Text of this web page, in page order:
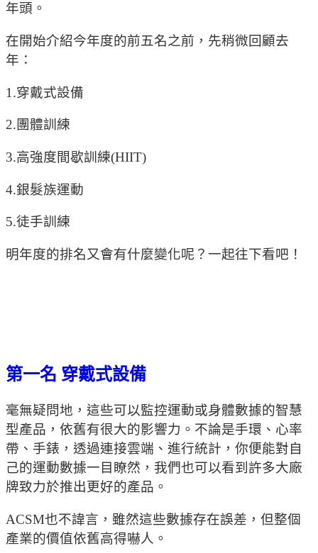
年頭。
在開始介紹今年度的前五名之前，先稍微回顧去
年：
1.穿戴式設備
2.團體訓練
3.高強度間歇訓練(HIIT)
4.銀髮族運動
5.徒手訓練
明年度的排名又會有什麼變化呢？一起往下看吧！
第一名 穿戴式設備
毫無疑問地，這些可以監控運動或身體數據的智慧
型產品，依舊有很大的影響力。不論是手環、心率
帶、手錶，透過連接雲端、進行統計，你便能對自
己的運動數據一目瞭然，我們也可以看到許多大廠
牌致力於推出更好的產品。
ACSM也不諱言，雖然這些數據存在誤差，但整個
產業的價值依舊高得嚇人。